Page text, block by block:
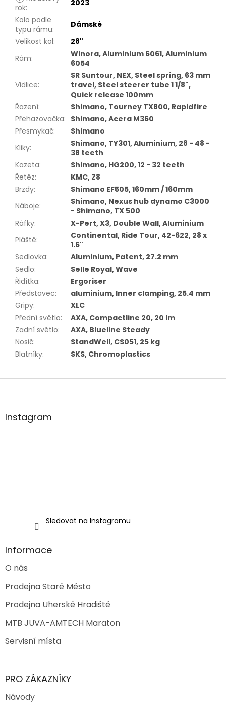
rok:
2023
Kolo podle
typu rámu:
Dámské
Velikost kol:
28"
Rám:
Winora, Aluminium 6061, Aluminium
6054
Vidlice:
SR Suntour, NEX, Steel spring, 63 mm
travel, Steel steerer tube 1 1/8",
Quick release 100mm
Řazení:
Shimano, Tourney TX800, Rapidfire
Přehazovačka: Shimano, Acera M360
Přesmykač:
Shimano
Kliky:
Shimano, TY301, Aluminium, 28 - 48 -
38 teeth
Kazeta:
Shimano, HG200, 12 - 32 teeth
Řetěz:
KMC, Z8
Brzdy:
Shimano EF505, 160mm / 160mm
Náboje:
Shimano, Nexus hub dynamo C3000
- Shimano, TX 500
Ráfky:
X-Pert, X3, Double Wall, Aluminium
Pláště:
Continental, Ride Tour, 42-622, 28 x
1.6"
Sedlovka:
Aluminium, Patent, 27.2 mm
Sedlo:
Selle Royal, Wave
Řidítka:
Ergoriser
Představec:
aluminium, Inner clamping, 25.4 mm
Gripy:
XLC
Přední světlo:
AXA, Compactline 20, 20 lm
Zadní světlo:
AXA, Blueline Steady
Nosič:
StandWell, CS051, 25 kg
Blatníky: SKS, Chromoplastics
Z
aInstagram
Sledovat na Instagramu
Informace
O nás
Prodejna Staré Město
Prodejna Uherské Hradiště
MTB JUVA-AMTECH Maraton
Servisní místa
PRO ZÁKAZNÍKY
Návody